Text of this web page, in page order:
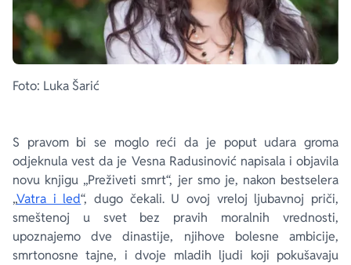
Foto: Luka Šarić
S pravom bi se moglo reći da je poput udara groma
odjeknula vest da je Vesna Radusinović napisala i objavila
novu knjigu „Preživeti smrt“, jer smo je, nakon bestselera
„Vatra i led“, dugo čekali. U ovoj vreloj ljubavnoj priči,
smeštenoj u svet bez pravih moralnih vrednosti,
upoznajemo dve dinastije, njihove bolesne ambicije,
smrtonosne tajne, i dvoje mladih ljudi koji pokušavaju